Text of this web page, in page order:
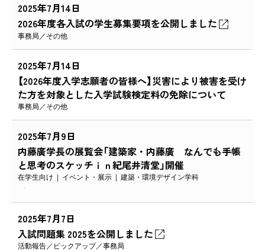
2025年7月14日
2026年度各入試の学生募集要項を公開しました
事務局 その他
2025年7月14日
【2026年度入学志願者の皆様へ】災害により被害を受け
た方を対象とした入学試験検定料の免除について
事務局 その他
2025年7月9日
内藤廣学長の展覧会「建築家・内藤廣 なんでも手帳
と思考のスケッチｉｎ紀尾井清堂」開催
在学生向け イベント・展示 建築・環境デザイン学科
2025年7月7日
入試問題集 2025を公開しました
活動報告 ピックアップ 事務局